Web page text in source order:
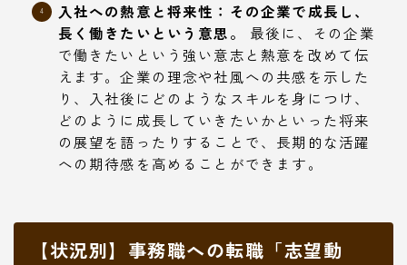
入社への熱意と将来性：その企業で成長し、
長く働きたいという意思。
最後に、その企業
で働きたいという強い意志と熱意を改めて伝
えます。企業の理念や社風への共感を示した
り、入社後にどのようなスキルを身につけ、
どのように成長していきたいかといった将来
の展望を語ったりすることで、長期的な活躍
への期待感を高めることができます。
【状況別】事務職への転職「志望動